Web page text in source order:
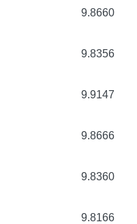
9.8660
9.8356
9.9147
9.8666
9.8360
9.8166